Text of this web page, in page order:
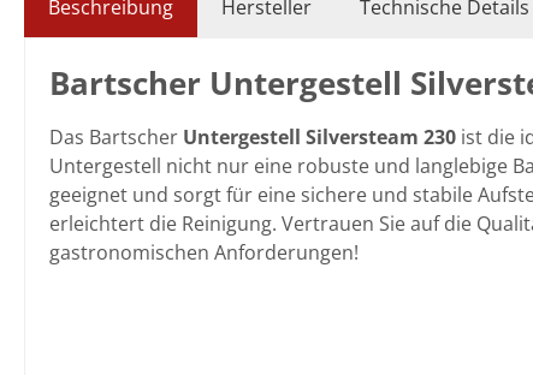
Beschreibung Hersteller Technische Details
Bartscher Untergestell
Das Bartscher Untergestell Silversteam 230 ist die
Untergestell nicht nur eine robuste und langlebige
geeignet und sorgt für eine sichere und stabile
erleichtert die Reinigung. Vertrauen Sie auf die
gastronomischen Anforderungen!